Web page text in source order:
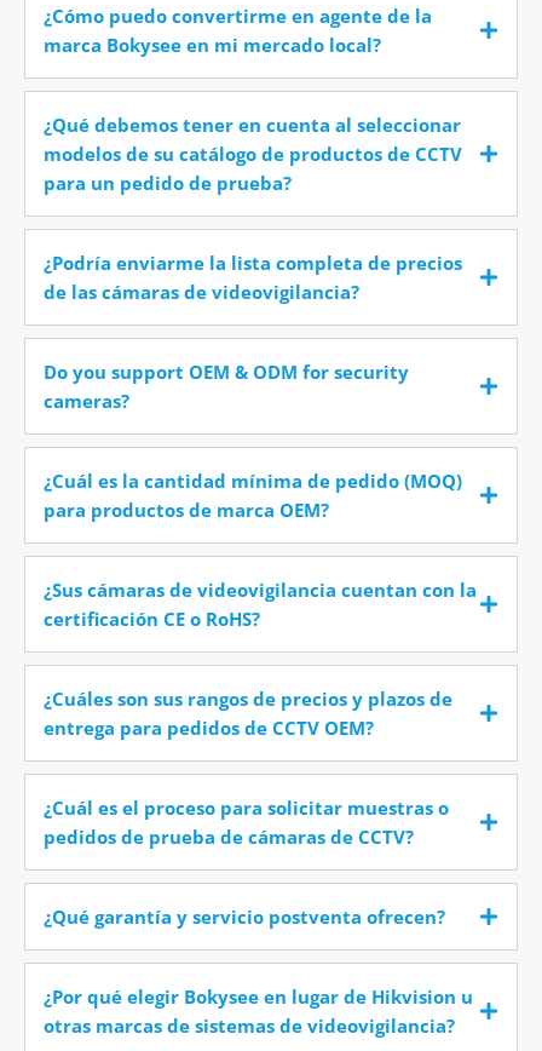
¿Cómo puedo convertirme en agente de la
marca Bokysee en mi mercado local?
¿Qué debemos tener en cuenta al seleccionar
modelos de su catálogo de productos de CCTV
para un pedido de prueba?
¿Podría enviarme la lista completa de precios
de las cámaras de videovigilancia?
Do you support OEM & ODM for security
cameras?
¿Cuál es la cantidad mínima de pedido (MOQ)
para productos de marca OEM?
¿Sus cámaras de videovigilancia cuentan con la
certificación CE o RoHS?
¿Cuáles son sus rangos de precios y plazos de
entrega para pedidos de CCTV OEM?
¿Cuál es el proceso para solicitar muestras o
pedidos de prueba de cámaras de CCTV?
¿Qué garantía y servicio postventa ofrecen?
¿Por qué elegir Bokysee en lugar de Hikvision u
otras marcas de sistemas de videovigilancia?